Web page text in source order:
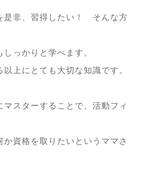
是非、習得したい！ そんな方
っかりと学べます。
上にとても大切な知識です。
スターすることで、活動フィ
資格を取りたいというママさ